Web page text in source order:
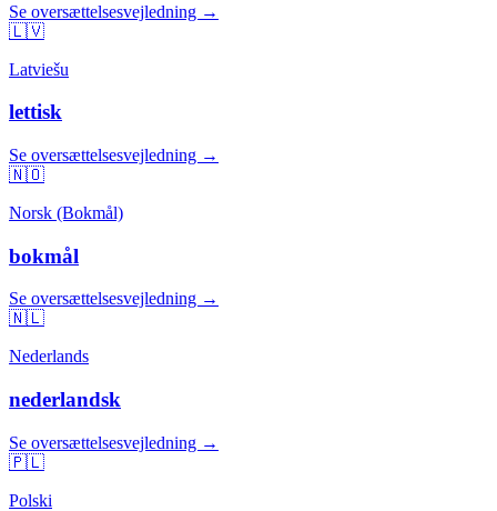
Se oversættelsesvejledning →
🇱🇻
Latviešu
lettisk
Se oversættelsesvejledning →
🇳🇴
Norsk (Bokmål)
bokmål
Se oversættelsesvejledning →
🇳🇱
Nederlands
nederlandsk
Se oversættelsesvejledning →
🇵🇱
Polski